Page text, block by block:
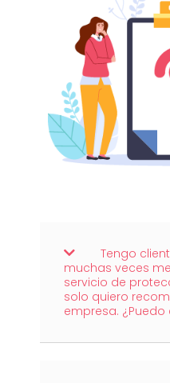
Tengo
muchas veces
servicio de
solo quiero
empresa.